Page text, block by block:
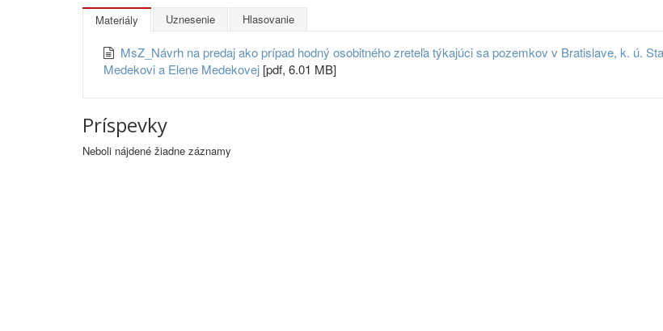
Materiály Uznesenie Hlasovanie
MsZ_Návrh na predaj ako prípad hodný osobitného zreteľa týkajúci sa pozemkov v Bratislave, k. ú.
Medekovi a Elene Medekovej [pdf, 6.01 MB]
Príspevky
Neboli nájdené žiadne záznamy